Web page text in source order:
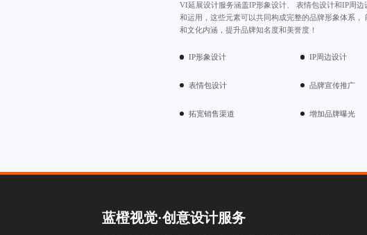
VI延展设计服务涵盖IP形象设计、
表情包设计和IP周边
和运用，这些元素可以共同构成完整的品牌形象体系，
和文化内涵，提升品牌知名度和美誉度！
IP形象设计 IP周边设计
表情包设计 品牌宣传推广
拓宽销售渠道 增加品牌曝光
蓝橙视觉·创意设计服务